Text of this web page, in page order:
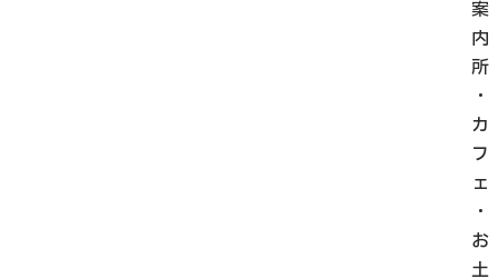
案
内
所
・
カ
フ
ェ
・
お
土